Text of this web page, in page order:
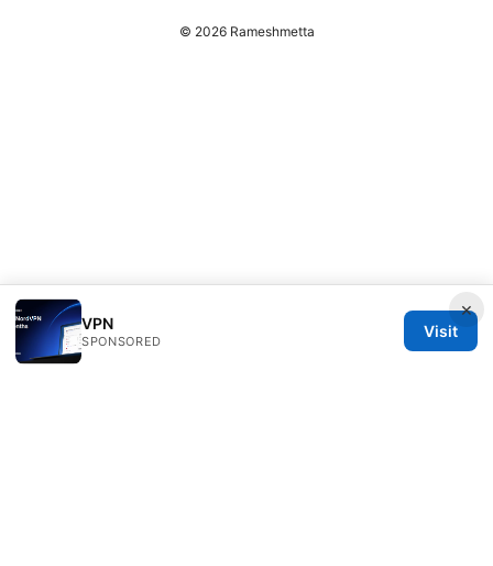
×
VPN
SPONSORED
Visit
© 2026 Rameshmetta